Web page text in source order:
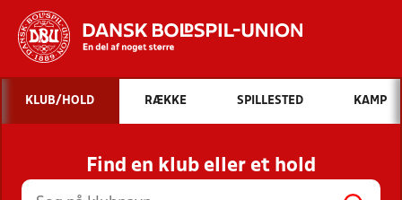
Hvad vil du søge efter?
INDHOLD OG NYHEDER
STILLINGER, RESULTATER, KLUBBER OG
HOLD
KLUB/HOLD RÆKKE SPILLESTED KAMP
Find en klub eller et hold